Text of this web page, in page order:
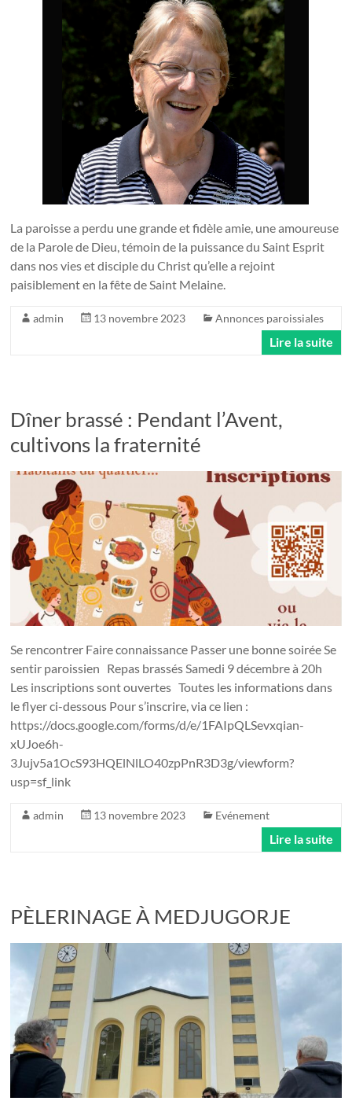
La paroisse a perdu une grande et fidèle amie, une amoureuse
de la Parole de Dieu, témoin de la puissance du Saint Esprit
dans nos vies et disciple du Christ qu’elle a rejoint
paisiblement en la fête de Saint Melaine.
admin 13 novembre 2023 Annonces paroissiales
Lire la suite
Dîner brassé : Pendant l’Avent,
cultivons la fraternité
Se rencontrer Faire connaissance Passer une bonne soirée Se
sentir paroissien Repas brassés Samedi 9 décembre à 20h
Les inscriptions sont ouvertes Toutes les informations dans
le flyer ci-dessous Pour s’inscrire, via ce lien :
https://docs.google.com/forms/d/e/1FAIpQLSevxqian-
xUJoe6h-
3Jujv5a1OcS93HQElNlLO40zpPnR3D3g/viewform?
usp=sf_link
admin 13 novembre 2023 Evénement
Lire la suite
PÈLERINAGE À MEDJUGORJE